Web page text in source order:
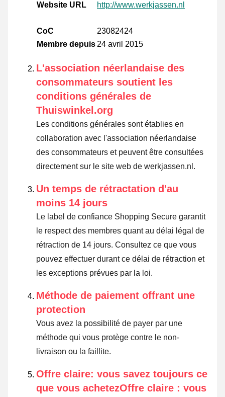
Website URL
http://www.werkjassen.nl
CoC
23082424
Membre depuis 24 avril 2015
L'association néerlandaise des
consommateurs soutient les
conditions générales de
Thuiswinkel.org
Les conditions générales sont établies en
collaboration avec l'association néerlandaise
des consommateurs et peuvent être consultées
directement sur le site web de werkjassen.nl.
Un temps de rétractation d'au
moins 14 jours
Le label de confiance Shopping Secure garantit
le respect des membres quant au délai légal de
rétraction de 14 jours. Consultez ce que vous
pouvez effectuer durant ce délai de rétraction et
les exceptions prévues par la loi.
Méthode de paiement offrant une
protection
Vous avez la possibilité de payer par une
méthode qui vous protège contre le non-
livraison ou la faillite.
Offre claire: vous savez toujours ce
que vous achetezOffre claire : vous